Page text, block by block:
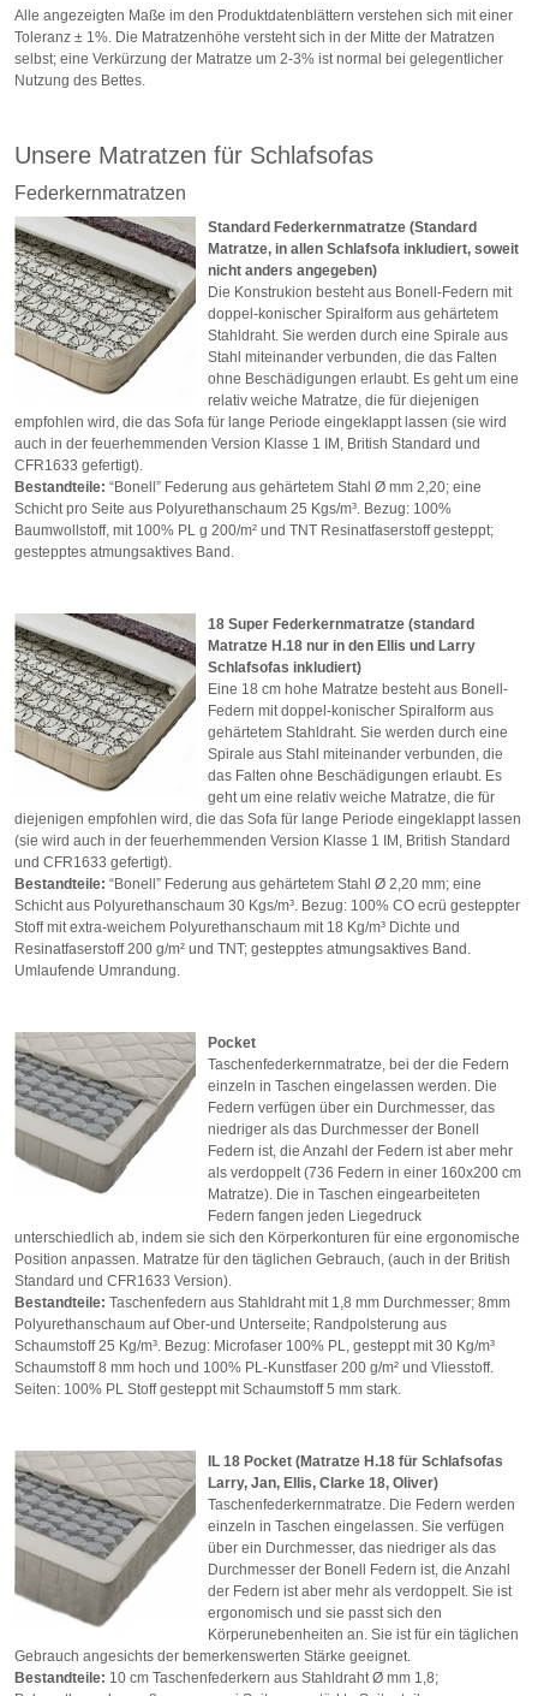
Alle angezeigten Maße im den Produktdatenblättern verstehen sich mit einer
Toleranz ± 1%. Die Matratzenhöhe versteht sich in der Mitte der Matratzen
selbst; eine Verkürzung der Matratze um 2-3% ist normal bei gelegentlicher
Nutzung des Bettes.
Unsere Matratzen für Schlafsofas
Federkernmatratzen
Standard Federkernmatratze (Standard
Matratze, in allen Schlafsofa inkludiert, soweit
nicht anders angegeben)
Die Konstrukion besteht aus Bonell-Federn mit
doppel-konischer Spiralform aus gehärtetem
Stahldraht. Sie werden durch eine Spirale aus
Stahl miteinander verbunden, die das Falten
ohne Beschädigungen erlaubt. Es geht um eine
relativ weiche Matratze, die für diejenigen
empfohlen wird, die das Sofa für lange Periode eingeklappt lassen (sie wird
auch in der feuerhemmenden Version Klasse 1 IM, British Standard und
CFR1633 gefertigt).
Bestandteile: “Bonell” Federung aus gehärtetem Stahl Ø mm 2,20; eine
Schicht pro Seite aus Polyurethanschaum 25 Kgs/m³. Bezug: 100%
Baumwollstoff, mit 100% PL g 200/m² und TNT Resinatfaserstoff gesteppt;
gestepptes atmungsaktives Band.
18 Super Federkernmatratze (standard
Matratze H.18 nur in den Ellis und Larry
Schlafsofas inkludiert)
Eine 18 cm hohe Matratze besteht aus Bonell-
Federn mit doppel-konischer Spiralform aus
gehärtetem Stahldraht. Sie werden durch eine
Spirale aus Stahl miteinander verbunden, die
das Falten ohne Beschädigungen erlaubt. Es
geht um eine relativ weiche Matratze, die für
diejenigen empfohlen wird, die das Sofa für lange Periode eingeklappt lassen
(sie wird auch in der feuerhemmenden Version Klasse 1 IM, British Standard
und CFR1633 gefertigt).
Bestandteile: “Bonell” Federung aus gehärtetem Stahl Ø 2,20 mm; eine
Schicht aus Polyurethanschaum 30 Kgs/m³. Bezug: 100% CO ecrü gesteppter
Stoff mit extra-weichem Polyurethanschaum mit 18 Kg/m³ Dichte und
Resinatfaserstoff 200 g/m² und TNT; gestepptes atmungsaktives Band.
Umlaufende Umrandung.
Pocket
Taschenfederkernmatratze, bei der die Federn
einzeln in Taschen eingelassen werden. Die
Federn verfügen über ein Durchmesser, das
niedriger als das Durchmesser der Bonell
Federn ist, die Anzahl der Federn ist aber mehr
als verdoppelt (736 Federn in einer 160x200 cm
Matratze). Die in Taschen eingearbeiteten
Federn fangen jeden Liegedruck
unterschiedlich ab, indem sie sich den Körperkonturen für eine ergonomische
Position anpassen. Matratze für den täglichen Gebrauch, (auch in der British
Standard und CFR1633 Version).
Bestandteile: Taschenfedern aus Stahldraht mit 1,8 mm Durchmesser; 8mm
Polyurethanschaum auf Ober-und Unterseite; Randpolsterung aus
Schaumstoff 25 Kg/m³. Bezug: Microfaser 100% PL, gesteppt mit 30 Kg/m³
Schaumstoff 8 mm hoch und 100% PL-Kunstfaser 200 g/m² und Vliesstoff.
Seiten: 100% PL Stoff gesteppt mit Schaumstoff 5 mm stark.
IL 18 Pocket (Matratze H.18 für Schlafsofas
Larry, Jan, Ellis, Clarke 18, Oliver)
Taschenfederkernmatratze. Die Federn werden
einzeln in Taschen eingelassen. Sie verfügen
über ein Durchmesser, das niedriger als das
Durchmesser der Bonell Federn ist, die Anzahl
der Federn ist aber mehr als verdoppelt. Sie ist
ergonomisch und sie passt sich den
Körperunebenheiten an. Sie ist für ein täglichen
Gebrauch angesichts der bemerkenswerten Stärke geeignet.
Bestandteile: 10 cm Taschenfederkern aus Stahldraht Ø mm 1,8;